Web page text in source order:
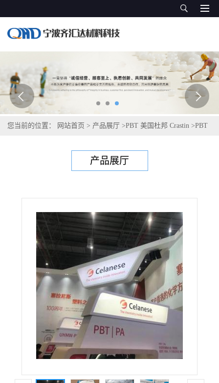
您当前的位置： 网站首页 > 产品展厅 >PBT 美国杜邦 Crastin >PBT
产品展厅